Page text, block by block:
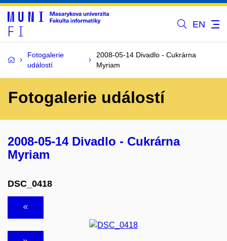
EN
Fotogalerie
událostí
2008-05-14 Divadlo - Cukrárna
Myriam
Fotogalerie událostí
2008-05-14 Divadlo - Cukrárna
Myriam
DSC_0418